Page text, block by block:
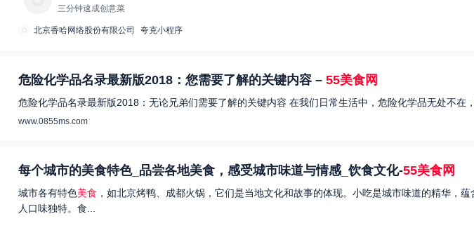
三分钟速成创意菜
北京香哈网络股份有限公司 夸克小程序
危险化学品名录最新版2018：您需要了解的关键内容 – 55美食网
危险化学品名录最新版2018：无论兄弟们需要了解的关键内容 在我们日常生活中，危险化学品无处不
www.0855ms.com
每个城市的美食特色_品尝各地美食，感受城市味道与情感_饮食文化-55美食网
城市各有特色美食 ，如北京烤鸭、成都火锅，它们是当地文化和故事的体现。小吃是城市味道的精华，
人口味独特。食...